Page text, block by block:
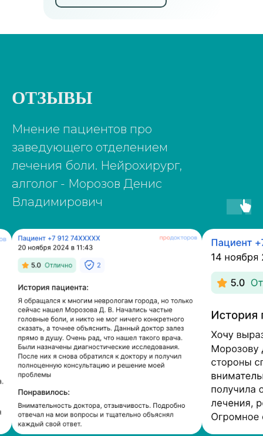
ОТЗЫВЫ
Мнение пациентов про
заведующего отделением
лечения боли. Нейрохирург,
алголог - Морозов Денис
Владимирович